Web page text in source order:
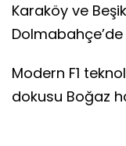
Karaköy ve
Modern F1
dokusu Boğaz